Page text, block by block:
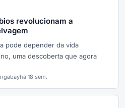
revolucionam a
pode depender da vida
uma descoberta que agora
há 18 sem.